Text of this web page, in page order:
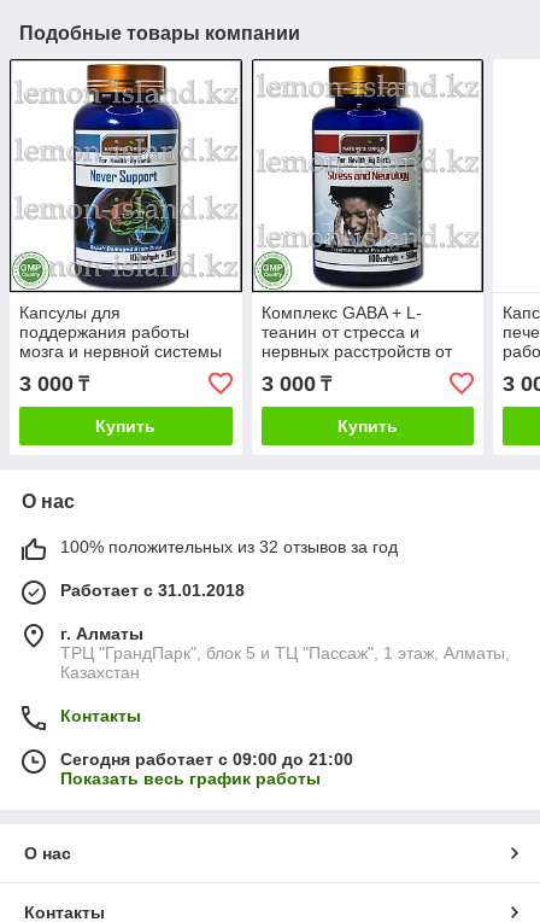
Подобные товары компании
Капсулы для
поддержания работы
мозга и нервной системы
от фабрики Nature's Origin
3 000 ₸
Купить
Комплекс GABA + L-
теанин от стресса и
нервных расстройств от
3 000₸
Купить
3
О нас
100% положительных из 32 отзывов за год
Работает с 31.01.2018
г. Алматы
ТРЦ "ГрандПарк", блок 5 и ТЦ "Пассаж", 1 этаж, Алматы,
Казахстан
Контакты
Сегодня работает с 09:00 до 21:00
Показать весь график работы
О нас
Контакты